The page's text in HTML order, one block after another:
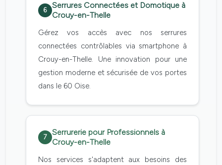
6
Serrures Connectées et Domotique à
Crouy-en-Thelle
Gérez vos accès avec nos serrures
connectées contrôlables via smartphone à
Crouy-en-Thelle. Une innovation pour une
gestion moderne et sécurisée de vos portes
dans le 60 Oise.
7
Serrurerie pour Professionnels à
Crouy-en-Thelle
Nos services s'adaptent aux besoins des